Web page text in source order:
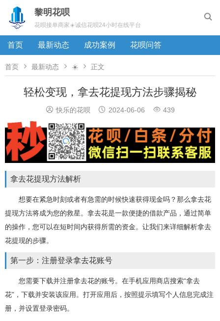

黎明花呗
花呗接单商家☀️诚信花呗24小时在线平台
首页 最新动态 成功案例 花呗问答
首页  最新动态  ☀️  正文
轻松变现，拿去花提现方法步骤揭秘
 快乐的花呗  2024-06-06  439
拿去花提现方法解析
想要在紧急时刻或者有急需的时候快速获得现金吗？那么拿去花
提现方法将成为您的救星。拿去花是一款便捷的借款产品，通过简单
的操作，您可以在短时间内获得所需的资金。让我们来详细解析拿去
花提现的步骤。
第一步：注册登录拿去花账号
您需要下载并注册拿去花的账号。在手机应用商店搜索“拿去
花”，下载并安装该应用。打开应用后，按照提示填写个人信息完成注
册，并设置登录密码。